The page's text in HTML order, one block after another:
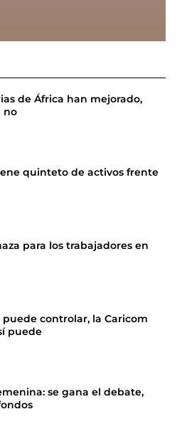
de África han mejorado,
no
quinteto de activos frente
para los trabajadores en
controlar, la Caricom
puede
se gana el debate,